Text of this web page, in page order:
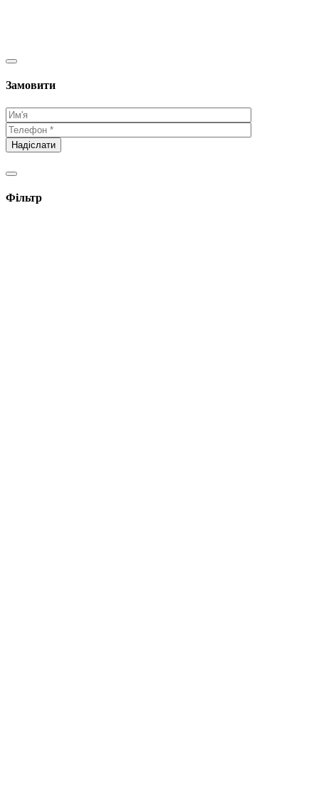
Замовити
Фільтр